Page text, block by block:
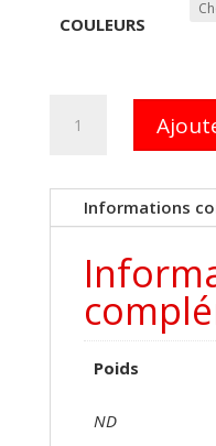
COULEURS
SUP
Informations
Poids
ND